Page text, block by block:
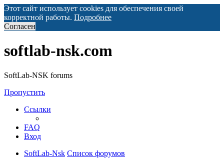
Этот сайт использует cookies для обеспечения своей
корректной работы. Подробнее
Согласен
softlab-nsk.com
SoftLab-NSK forums
Пропустить
Ссылки
FAQ
Вход
SoftLab-Nsk Список форумов